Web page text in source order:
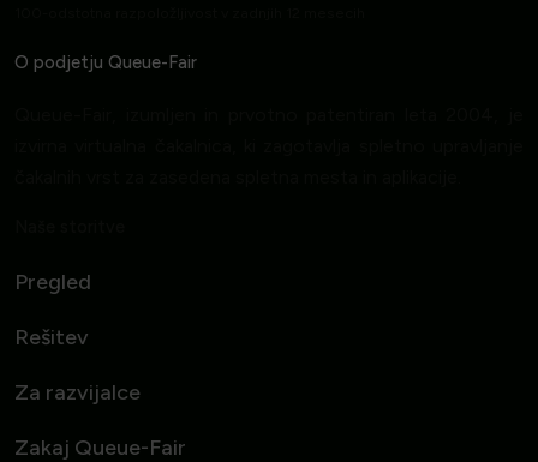
O podjetju Queue-Fair
Pregled
Rešitev
Za razvijalce
Zakaj Queue-Fair